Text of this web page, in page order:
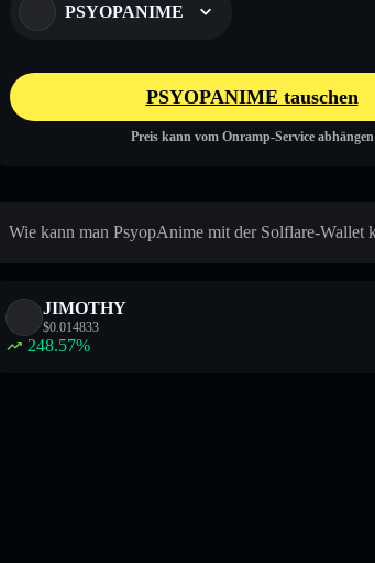
PSYOPANIME
PSYOPANIME tauschen
Preis kann vom Onramp-Service abhängen
Wie kann man PsyopAnime mit der Solflare-Wallet
JIMOTHY
$0.014833
248.57%